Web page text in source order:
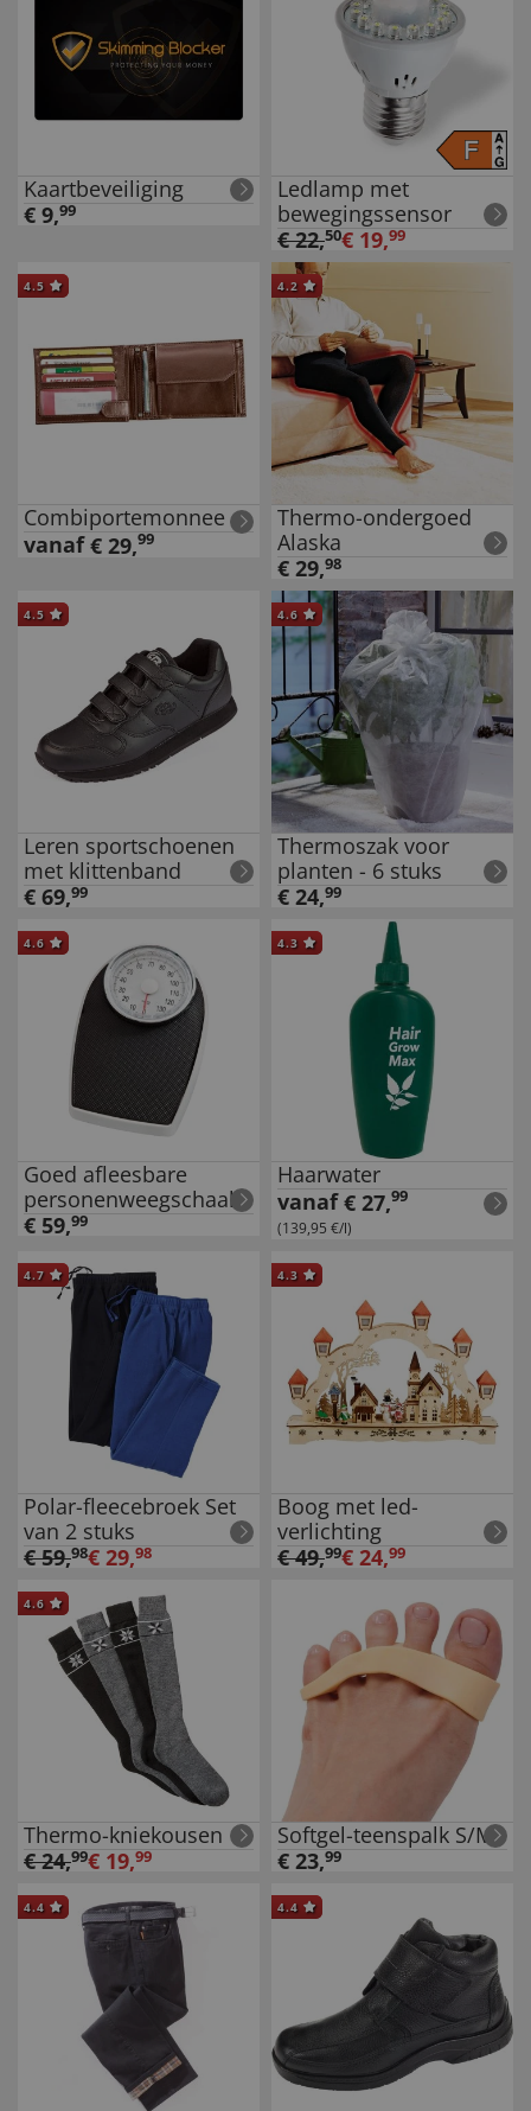
Kaartbeveiliging
€ 9,99
Ledlamp met
bewegingssensor
€22,50€ 19,99
4.5
Combiportemonnee
vanaf € 29,99
4.2
Thermo-ondergoed
Alaska
€ 29,98
4.5
Leren sportschoenen
met klittenband
€ 69,99
4.6
Thermoszak voor
planten - 6 stuks
€ 24,99
4.6
Goed afleesbare
personenweegschaal
€ 59,99
4.3
Haarwater
vanaf € 27,99
(139,95 €/l)
4.7
Polar-fleecebroek Set
van 2 stuks
€59,98€ 29,98
4.3
Boog met led-
verlichting
€49,99€ 24,99
4.6
Thermo-kniekousen
€24,99€ 19,99
Softgel-teenspalk S/M
€ 23,99
4.4 4.4